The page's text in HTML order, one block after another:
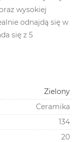
wysokiej
odnajdą się w
się z 5
Zielony
Ceramika
134
20